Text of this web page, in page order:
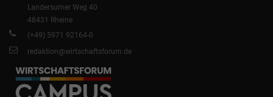
Landersumer Weg 40
48431 Rheine
(+49) 5971 92164-0
redaktion@wirtschaftsforum.de